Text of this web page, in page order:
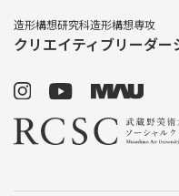
造形構想研究科造形構想専攻
クリエイティブリーダー